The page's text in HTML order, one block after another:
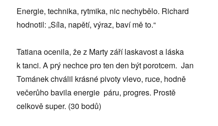
Energie, technika, rytmika, nic nechybělo. Richard
hodnotil: „Síla, napětí, výraz, baví mě to.“
Tatiana ocenila, že z Marty září laskavost a láska
k tanci. A prý nechce pro ten den být porotcem. Jan
Tománek chválil krásné pivoty vlevo, ruce, hodně
večerůho bavila energie páru, progres. Prostě
celkově super. (30 bodů)